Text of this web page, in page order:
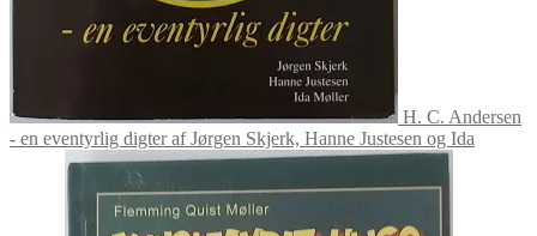
H. C. Andersen
- en eventyrlig digter af Jørgen Skjerk, Hanne Justesen og Ida